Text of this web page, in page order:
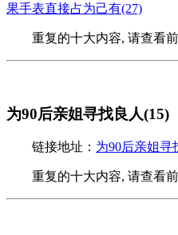
果手表直接占为己有(27)
重复的十大内容, 请查看
为90后亲姐寻找良人(15)
链接地址： 为90后亲姐寻
重复的十大内容, 请查看